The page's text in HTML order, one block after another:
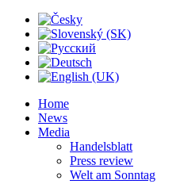
Home
News
Media
Handelsblatt
Press review
Welt am Sonntag